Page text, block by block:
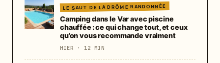
LE SAUT DE LA DRÔME RANDONNÉE
Camping dans le Var avec piscine
chauffée : ce qui change tout, et ceux
qu’on vous recommande vraiment
HIER · 12 MIN